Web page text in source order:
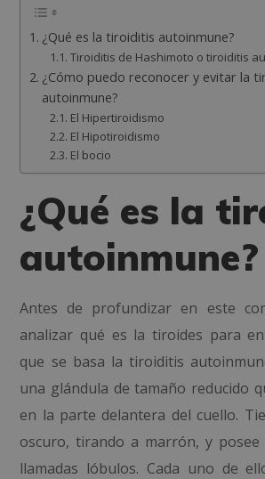
¿Qué es la tiroiditis autoinmune?
Tiroiditis de Hashimoto o tiroiditis
¿Cómo puedo reconocer y evitar la
autoinmune?
El Hipertiroidismo
El Hipotiroidismo
El bocio
¿Qué es la
autoinmune?
Antes de profundizar en este
analizar qué es la tiroides para
que se basa la tiroiditis
una glándula de tamaño reducido
en la parte delantera del cuello.
oscuro, tirando a marrón, y posee
llamadas lóbulos. Cada uno de